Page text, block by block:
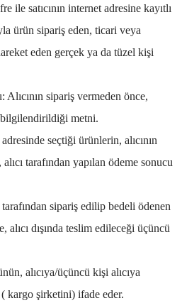
ile satıcının internet adresine kayıtlı
ürün sipariş eden, ticari veya
eden gerçek ya da tüzel kişi
sipariş vermeden önce,
bilgilendirildiği metni.
seçtiği ürünlerin, alıcının
tarafından yapılan ödeme sonucu
sipariş edilip bedeli ödenen
alıcı dışında teslim edileceği üçüncü
alıcıya/üçüncü kişi alıcıya
kargo şirketini) ifade eder.